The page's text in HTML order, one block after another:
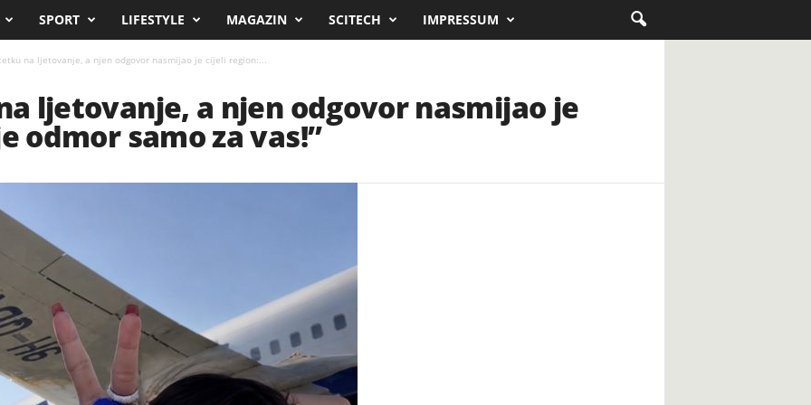
SPORT LIFESTYLE MAGAZIN SCITECH IMPRESSUM
na ljetovanje, a njen odgovor nasmijao je cijeli region:...
ljetovanje, a njen odgovor nasmijao je
odmor samo za vas!”